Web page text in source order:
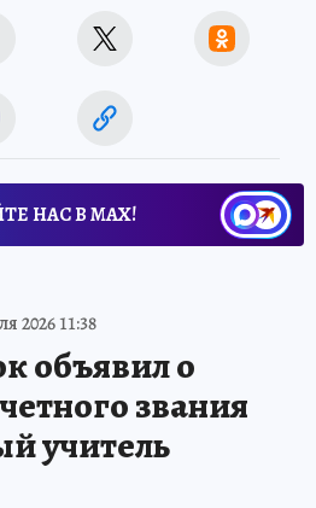
НАС В МАХ!
2026 11:38
объявил о
звания
учитель